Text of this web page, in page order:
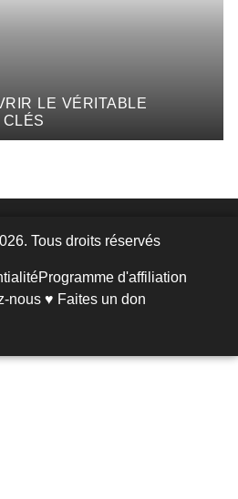
LE VÉRITABLE
Tous droits réservés
Programme d'affiliation
nous ♥ Faites un don